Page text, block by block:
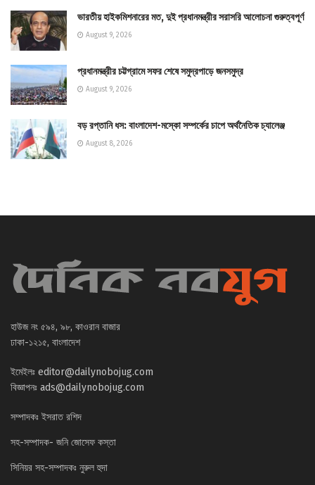
ভারতীয় হাইকমিশনারের মত, দুই প্রধানমন্ত্রীর সরাসরি আলোচনা গুরুত্বপূর্ণ
August 9, 2026
প্রধানমন্ত্রীর চট্টগ্রামে সফর শেষে সমুদ্রপাড়ে জনসমুদ্র
August 9, 2026
বড় রপ্তানি ধস: বাংলাদেশ-মস্কো সম্পর্কের চাপে অর্থনৈতিক চ্যালেঞ্জ
August 8, 2026
হাউজ নং ৫৯৪, ৯৮, কাওরান বাজার
ঢাকা-১২১৫, বাংলাদেশ
ইমেইলঃ editor@dailynobojug.com
বিজ্ঞাপনঃ ads@dailynobojug.com
সম্পাদকঃ ইসরাত রশিদ
সহ-সম্পাদক- জনি জোসেফ কস্তা
সিনিয়র সহ-সম্পাদকঃ নুরুল হুদা